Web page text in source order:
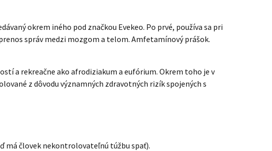
okrem iného pod značkou Evekeo. Po prvé, používa sa pri
správ medzi mozgom a telom. Amfetamínový prášok.
a rekreačne ako afrodiziakum a eufórium. Okrem toho je v
z dôvodu významných zdravotných rizík spojených s
má človek nekontrolovateľnú túžbu spať).